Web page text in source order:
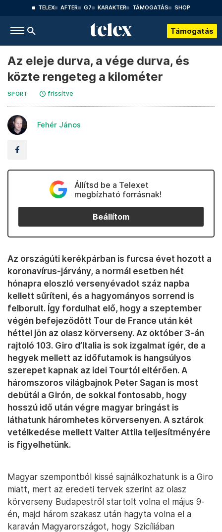
TELEX AFTER G7 KARAKTER TÁMOGATÁS SHOP
Támogatás
Az eleje durva, a vége durva, és
közte rengeteg a kilométer
SPORT frissítve
Fehér János
Állítsd be a Telexet
megbízható forrásnak!
Beállítom
Az országúti kerékpárban is furcsa évet hozott a
koronavírus-járvány, a normál esetben hét
hónapra eloszló versenyévadot száz napba
kellett sűríteni, és a hagyományos sorrend is
felborult. Így fordulhat elő, hogy a szeptember
végén befejeződött Tour de France után két
héttel jön az olasz körverseny. Az október 3-án
rajtoló 103. Giro d’Italia is sok izgalmat ígér, de a
hegyek mellett az időfutamok is hangsúlyos
szerepet kapnak az idei Tourtól eltérően. A
háromszoros világbajnok Peter Sagan is most
debütál a Girón, de sokkal fontosabb, hogy
hosszú idő után végre magyar bringást is
láthatunk háromhetes körversenyen. A sztárok
vetélkedése mellett Valter Attila teljesítményére
is figyelhetünk.
Magyar szempontból kissé sajnálkozhatunk is a Giro
miatt, mert az eredeti tervek szerint az olasz
körverseny Budapestről startolt volna el május 9-
én, majd három szakasz után hagyta volna el a
karaván Magyarországot, hogy Szicíliában